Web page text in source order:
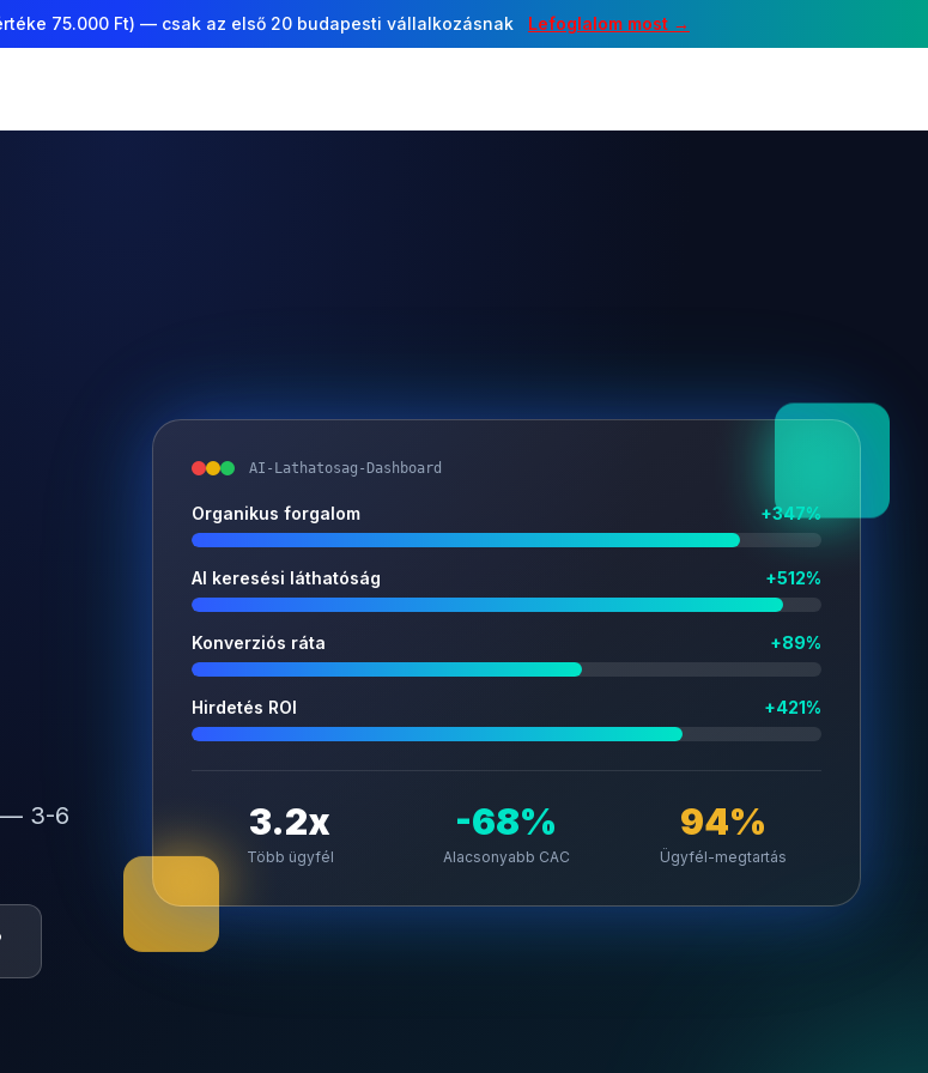
75.000 Ft) — csak az első 20 budapesti vállalkozásnak Lefoglalom most →
— 3-6
AI-Lathatosag-Dashboard
Organikus forgalom +347%
AI keresési láthatóság +512%
Konverziós ráta +89%
Hirdetés ROI +421%
3.2x
Több ügyfél
-68%
Alacsonyabb CAC
94%
Ügyfél-megtartás